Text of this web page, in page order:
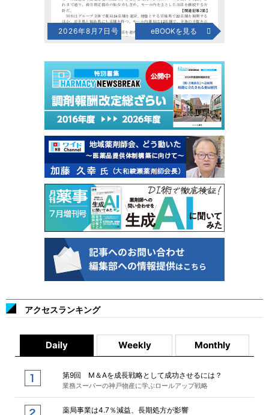
2026年8月7日号 eBOOKを見る
アクセスランキング
Daily Weekly Monthly
第9回 M＆Aを成長戦略として成功させるには？
業務スーパーの神戸物産に学ぶロールアップ戦略
薬局事業は4.7％減益、長期処方が影響